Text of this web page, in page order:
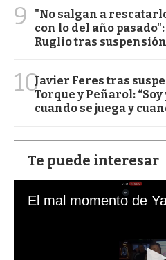
9
"No salgan a
con lo del año
Ruglio tras suspensión
10Javier Feres tras
Torque y Peñarol:
cuando se juega y
Te puede interesar